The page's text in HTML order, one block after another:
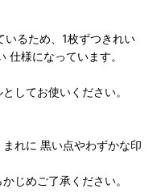
るため、1枚ずつきれい
仕様になっています。
してお使いください。
れに 黒い点やわずかな印
じめご了承ください。